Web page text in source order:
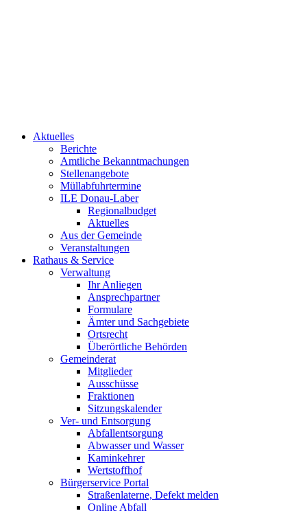
Aktuelles
Berichte
Amtliche Bekanntmachungen
Stellenangebote
Müllabfuhrtermine
ILE Donau-Laber
Regionalbudget
Aktuelles
Aus der Gemeinde
Veranstaltungen
Rathaus & Service
Verwaltung
Ihr Anliegen
Ansprechpartner
Formulare
Ämter und Sachgebiete
Ortsrecht
Überörtliche Behörden
Gemeinderat
Mitglieder
Ausschüsse
Fraktionen
Sitzungskalender
Ver- und Entsorgung
Abfallentsorgung
Abwasser und Wasser
Kaminkehrer
Wertstoffhof
Bürgerservice Portal
Straßenlaterne, Defekt melden
Online Abfall